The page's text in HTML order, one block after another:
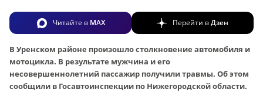
Читайте в MAX Перейти вДзен
В Уренском районе произошло столкновение автомобиля и
мотоцикла. В результате мужчина и его
несовершеннолетний пассажир получили травмы. Об этом
сообщили в Госавтоинспекции по Нижегородской области.